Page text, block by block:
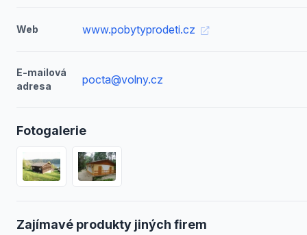
Web www.pobytyprodeti.cz
E-mailová
adresa
pocta@volny.cz
Fotogalerie
Zajímavé produkty jiných firem